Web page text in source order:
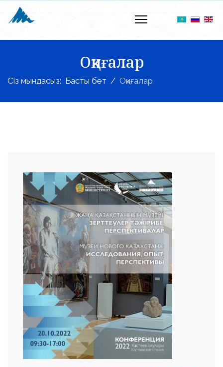
Оқиғалар
Сіз мындасыз: Басты бет Оқиғалар